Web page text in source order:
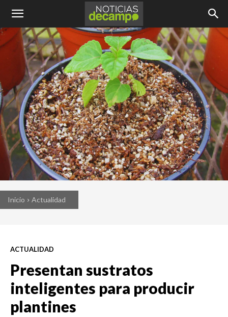
Inicio Actualidad
ACTUALIDAD
Presentan sustratos
inteligentes para producir
plantines